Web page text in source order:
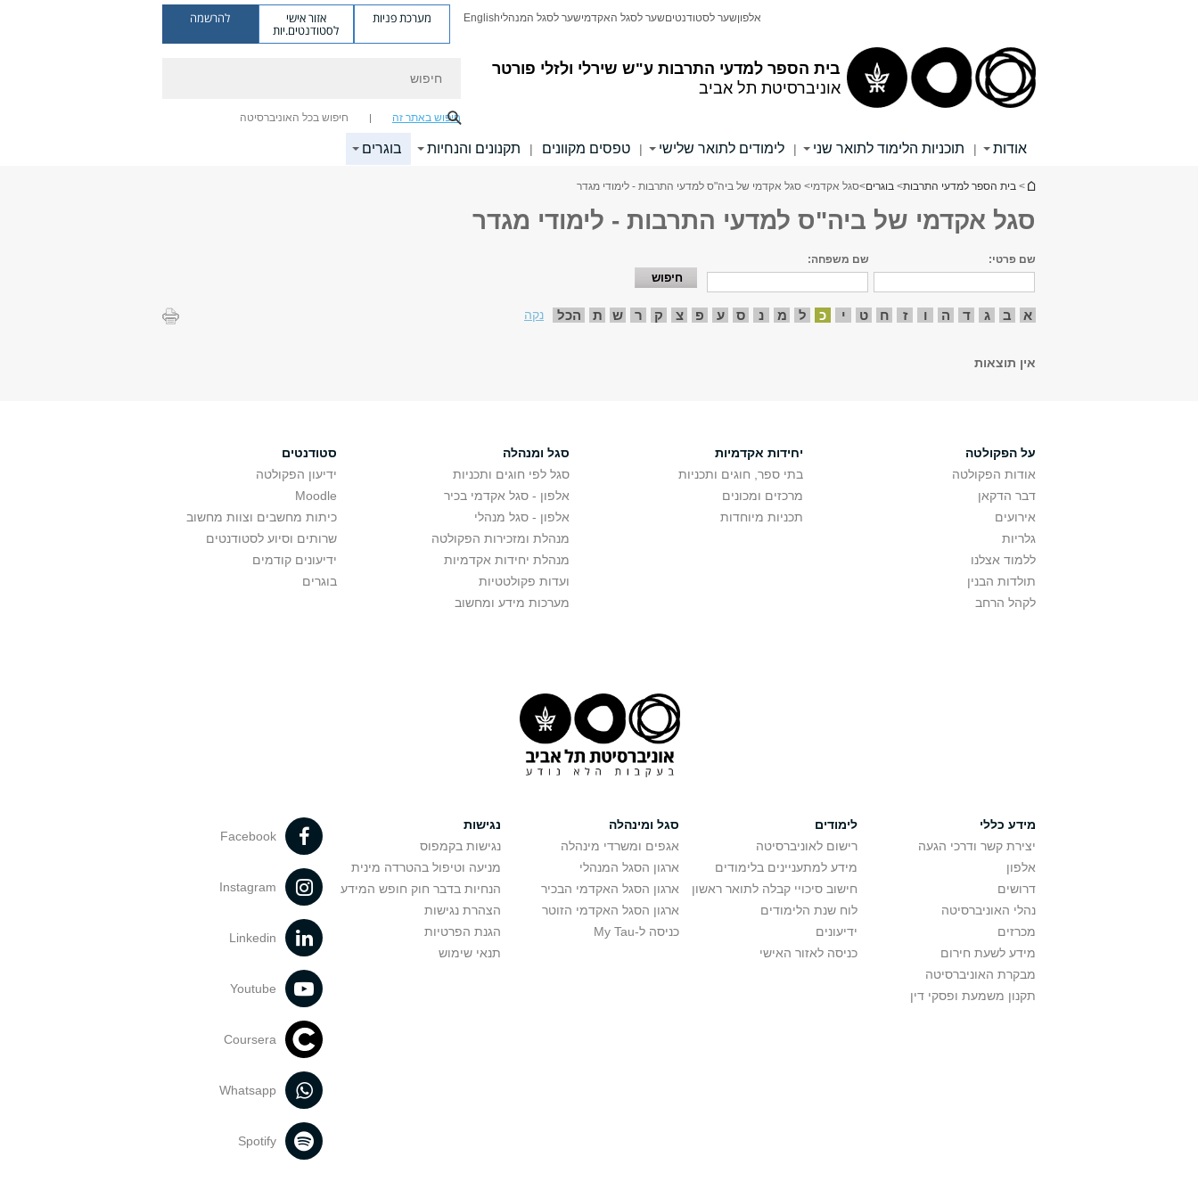
בית הספר למדעי התרבות ע"ש שירלי ולזלי פורטר
אוניברסיטת תל אביב
אלפוןשער לסטודנטיםשער לסגל האקדמישער לסגל המנהליEnglish מערכת פניות אזור אישי
לסטודנטים.יות
להרשמה
חיפוש באתר זה חיפוש בכל האוניברסיטה
אודות | תוכניות הלימוד לתואר שני | לימודים לתואר שלישי | טפסים מקוונים | תקנונים והנחיות בוגרים
הינך נמצא כאן
> בית הספר למדעי התרבות> בוגרים>סגל אקדמי> סגל אקדמי של ביה"ס למדעי התרבות - לימודי מגדר
סגל אקדמי של ביה"ס למדעי התרבות - לימודי מגדר
שם פרטי: שם משפחה:
א ב ג ד ה ו ז ח ט י כ ל מ נ ס ע פ צ ק ר ש ת הכל נקה
אין תוצאות
על הפקולטה
אודות הפקולטה
דבר הדקאן
אירועים
גלריות
ללמוד אצלנו
תולדות הבנין
לקהל הרחב
יחידות אקדמיות
בתי ספר, חוגים ותכניות
מרכזים ומכונים
תכניות מיוחדות
סגל ומנהלה
סגל לפי חוגים ותכניות
אלפון - סגל אקדמי בכיר
אלפון - סגל מנהלי
מנהלת ומזכירות הפקולטה
מנהלת יחידות אקדמיות
ועדות פקולטטיות
מערכות מידע ומחשוב
סטודנטים
ידיעון הפקולטה
Moodle
כיתות מחשבים וצוות מחשוב
שרותים וסיוע לסטודנטים
ידיעונים קודמים
בוגרים
מידע כללי
יצירת קשר ודרכי הגעה
אלפון
דרושים
נהלי האוניברסיטה
מכרזים
מידע לשעת חירום
מבקרת האוניברסיטה
תקנון משמעת ופסקי דין
לימודים
רישום לאוניברסיטה
מידע למתעניינים בלימודים
חישוב סיכויי קבלה לתואר ראשון
לוח שנת הלימודים
ידיעונים
כניסה לאזור האישי
סגל ומינהלה
אגפים ומשרדי מינהלה
ארגון הסגל המנהלי
ארגון הסגל האקדמי הבכיר
ארגון הסגל האקדמי הזוטר
כניסה ל-My Tau
נגישות
נגישות בקמפוס
מניעה וטיפול בהטרדה מינית
הנחיות בדבר חוק חופש המידע
הצהרת נגישות
הגנת הפרטיות
תנאי שימוש
Facebook
Instagram
Linkedin
Youtube
Coursera
Whatsapp
Spotify